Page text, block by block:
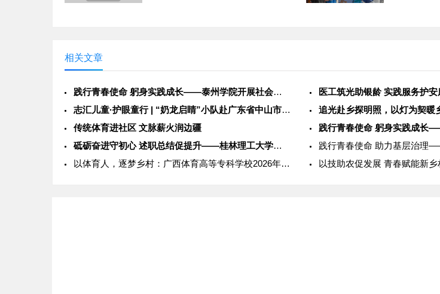
相关文章
践行青春使命 躬身实践成长——泰州学院开展社会实践服务活动
志汇儿童·护眼童行 | “奶龙启睛”小队赴广东省中山市石岐中
传统体育进社区 文脉薪火润边疆
砥砺奋进守初心 述职总结促提升——桂林理工大学物理与电子信息
以体育人，逐梦乡村：广西体育高等专科学校2026年暑期社会实